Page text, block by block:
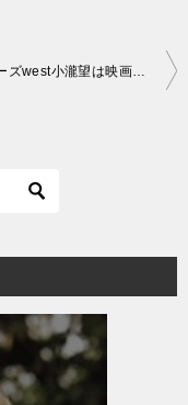
ジャニーズwest小瀧望は映画に出演した？ドラマは？